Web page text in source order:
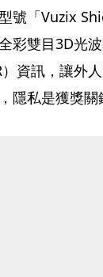
號「Vuzix
彩雙目3D光
資訊，讓外
隱私是獲獎關